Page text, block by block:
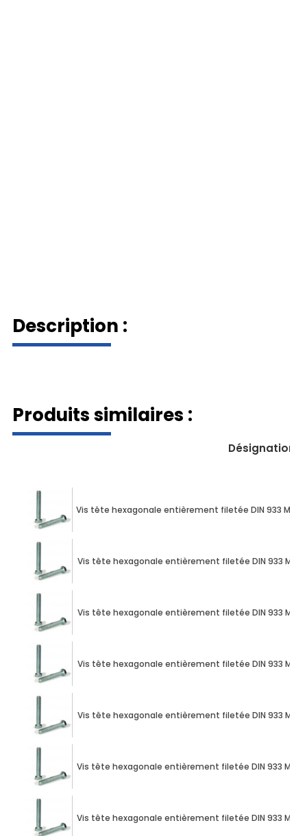
Description :
Produits similaires :
Désignation
Vis tête hexagonale entièrement filetée DIN 933 M10
Vis tête hexagonale entièrement filetée DIN 933 M10
Vis tête hexagonale entièrement filetée DIN 933 M10
Vis tête hexagonale entièrement filetée DIN 933 M10
Vis tête hexagonale entièrement filetée DIN 933 M10
Vis tête hexagonale entièrement filetée DIN 933 M10
Vis tête hexagonale entièrement filetée DIN 933 M10